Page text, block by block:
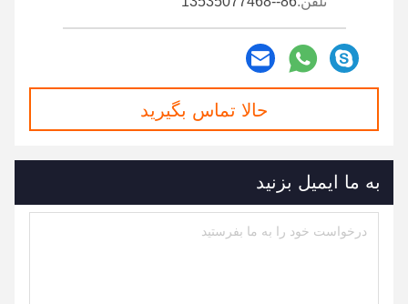
حالا تماس بگیرید
به ما ایمیل بزنید